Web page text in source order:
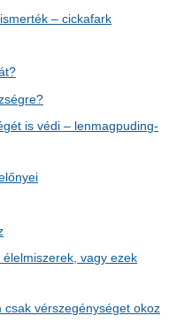
– cickafark
is védi – lenmagpuding-
vagy ezek
csak vérszegénységet okoz